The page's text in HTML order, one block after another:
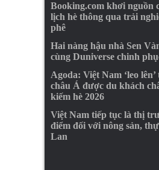
Booking.com khơi nguồn
lịch hè thông qua trải
phê
Hai nàng hậu nhà Sen
cùng Duniverse chinh
Agoda: Việt Nam ‘leo
châu Á được du khách
kiếm hè 2026
Việt Nam tiếp tục là thị
điểm đối với nông sản,
Lan